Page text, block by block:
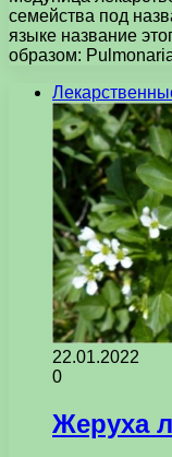
семейства под
языке название
образом:
22.01.2022
0
Жеруха